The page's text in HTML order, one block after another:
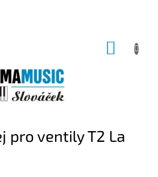
pro ventily T2 La